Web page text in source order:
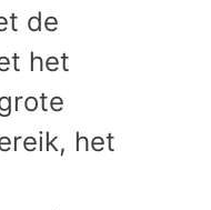
de
het
het